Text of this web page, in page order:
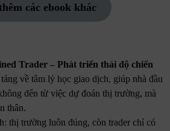
các ebook khác
Trader – Phát triển thái độ chiến
về tâm lý học giao dịch, giúp nhà đầu
đến từ việc dự đoán thị trường, mà
thân.
thị trường luôn đúng, còn trader chỉ có